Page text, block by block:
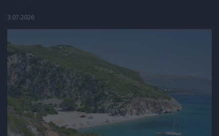
3.07.2026